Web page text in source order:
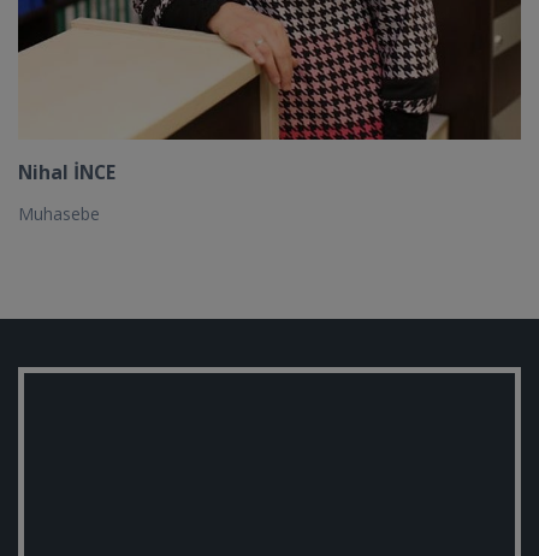
Nihal İNCE
Muhasebe